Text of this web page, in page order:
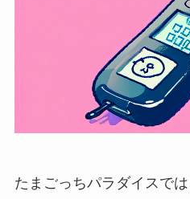
たまごっちパラダイスで